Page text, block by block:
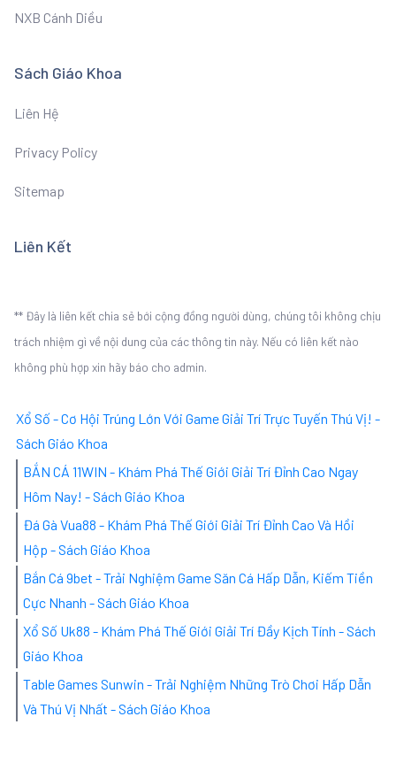
NXB Cánh Diều
Sách Giáo Khoa
Liên Hệ
Privacy Policy
Sitemap
Liên Kết
** Đây là liên kết chia sẻ bới cộng đồng người dùng, chúng tôi không chịu
trách nhiệm gì về nội dung của các thông tin này. Nếu có liên kết nào
không phù hợp xin hãy báo cho admin.
Xổ Số - Cơ Hội Trúng Lớn Với Game Giải Trí Trực Tuyến Thú Vị! -
Sách Giáo Khoa
BẮN CÁ 11WIN - Khám Phá Thế Giới Giải Trí Đỉnh Cao Ngay
Hôm Nay! - Sách Giáo Khoa
Đá Gà Vua88 - Khám Phá Thế Giới Giải Trí Đỉnh Cao Và Hồi
Hộp - Sách Giáo Khoa
Bắn Cá 9bet - Trải Nghiệm Game Săn Cá Hấp Dẫn, Kiếm Tiền
Cực Nhanh - Sách Giáo Khoa
Xổ Số Uk88 - Khám Phá Thế Giới Giải Trí Đầy Kịch Tính - Sách
Giáo Khoa
Table Games Sunwin - Trải Nghiệm Những Trò Chơi Hấp Dẫn
Và Thú Vị Nhất - Sách Giáo Khoa